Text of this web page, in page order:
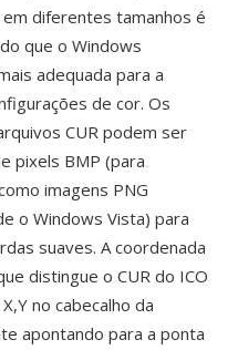
diferentes tamanhos é
que o Windows
adequada para a
de cor. Os
CUR podem ser
pixels BMP (para
imagens PNG
o Windows Vista) para
suaves. A coordenada
distingue o CUR do ICO
no cabecalho da
apontando para a ponta